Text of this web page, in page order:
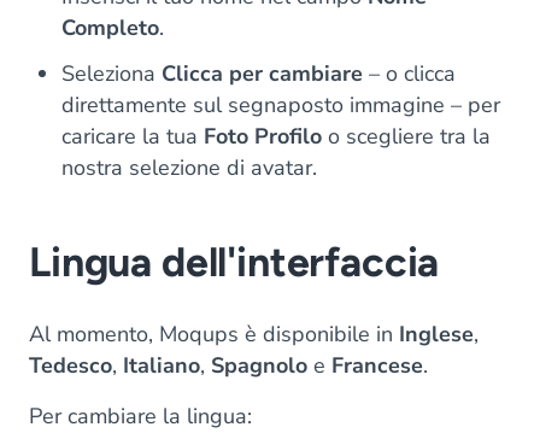
Completo.
Seleziona Clicca per cambiare – o clicca
direttamente sul segnaposto immagine – per
caricare la tua Foto Profilo o scegliere tra la
nostra selezione di avatar.
Lingua dell'interfaccia
Al momento, Moqups è disponibile in Inglese,
Tedesco, Italiano, Spagnolo e Francese.
Per cambiare la lingua: